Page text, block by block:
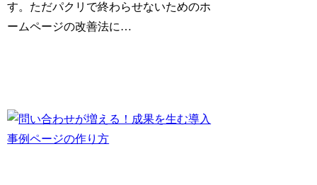
す。ただパクリで終わらせないためのホ
ームページの改善法に…